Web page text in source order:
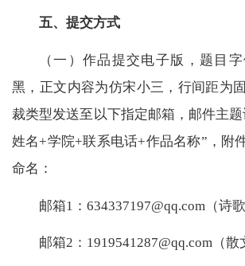
五、提交方式
（一）作品提交电子版，题目
黑，正文内容为仿宋小三，行间距为
裁类型发送至以下指定邮箱，邮件主题
姓名+学院+联系电话+作品名称”，附
命名：
邮箱1：634337197@qq.com（诗歌
邮箱2：1919541287@qq.com（散